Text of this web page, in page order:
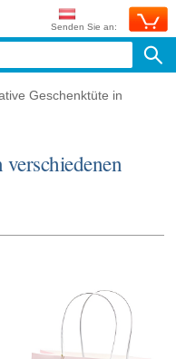
Senden Sie an:
Geschenktüte in